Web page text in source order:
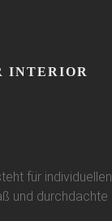
INTERIOR
für individuellen
und durchdachte